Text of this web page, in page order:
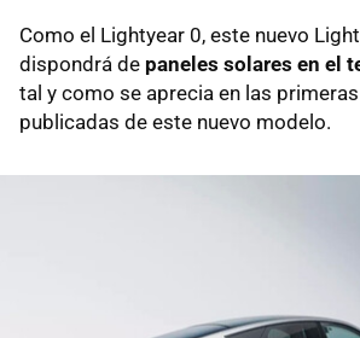
Como el Lightyear 0, este nuevo
dispondrá de paneles solares en el
tal y como se aprecia en las
publicadas de este nuevo modelo.